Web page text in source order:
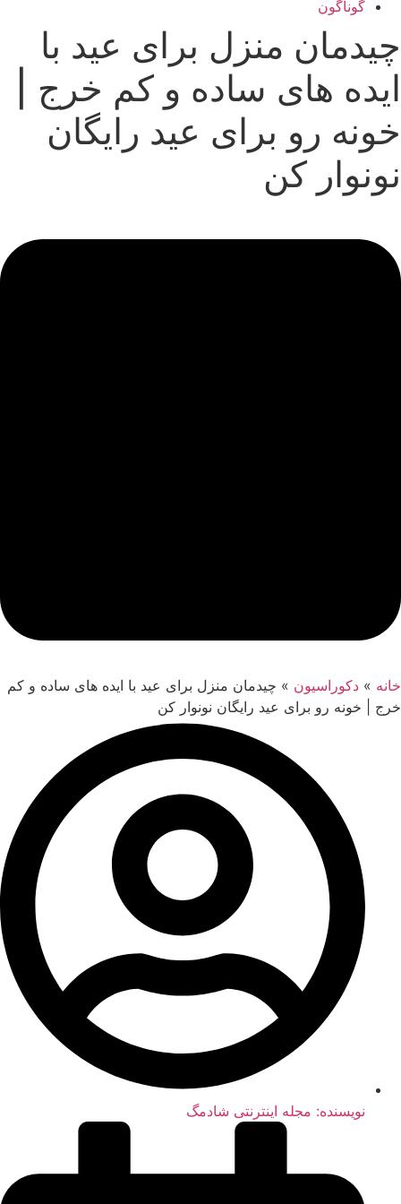
گوناگون
چیدمان منزل برای عید با
ایده های ساده و کم خرج |
خونه رو برای عید رایگان
نونوار کن
خانه » دکوراسیون » چیدمان منزل برای عید با ایده های ساده و کم
خرج | خونه رو برای عید رایگان نونوار کن
نویسنده: مجله اینترنتی شادمگ